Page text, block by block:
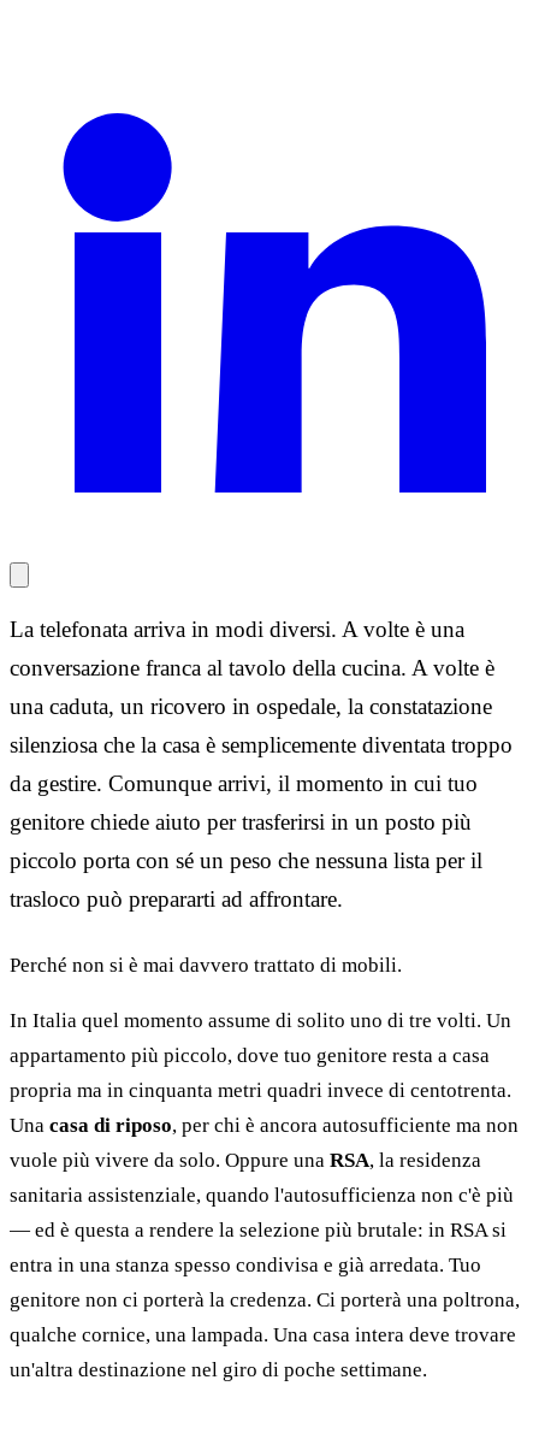
La telefonata arriva in modi diversi. A volte è una
conversazione franca al tavolo della cucina. A volte è
una caduta, un ricovero in ospedale, la constatazione
silenziosa che la casa è semplicemente diventata troppo
da gestire. Comunque arrivi, il momento in cui tuo
genitore chiede aiuto per trasferirsi in un posto più
piccolo porta con sé un peso che nessuna lista per il
trasloco può prepararti ad affrontare.
Perché non si è mai davvero trattato di mobili.
In Italia quel momento assume di solito uno di tre volti. Un
appartamento più piccolo, dove tuo genitore resta a casa
propria ma in cinquanta metri quadri invece di centotrenta.
Una casa di riposo, per chi è ancora autosufficiente ma non
vuole più vivere da solo. Oppure una RSA, la residenza
sanitaria assistenziale, quando l'autosufficienza non c'è più
— ed è questa a rendere la selezione più brutale: in RSA si
entra in una stanza spesso condivisa e già arredata. Tuo
genitore non ci porterà la credenza. Ci porterà una poltrona,
qualche cornice, una lampada. Una casa intera deve trovare
un'altra destinazione nel giro di poche settimane.